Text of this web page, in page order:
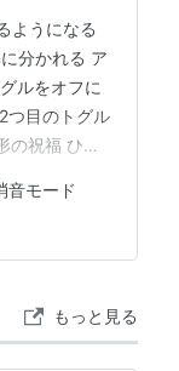
ようになる
分かれる ア
ルをオフに
つ目のトグル
の祝福 ひと
音を落とし
音モード
もっと見る